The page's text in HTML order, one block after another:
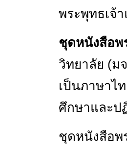
พระพุทธเจ้
ชุดหนังสือพ
วิทยาลัย (ม
เป็นภาษาไ
ศึกษาและป
ชุดหนังสือพ